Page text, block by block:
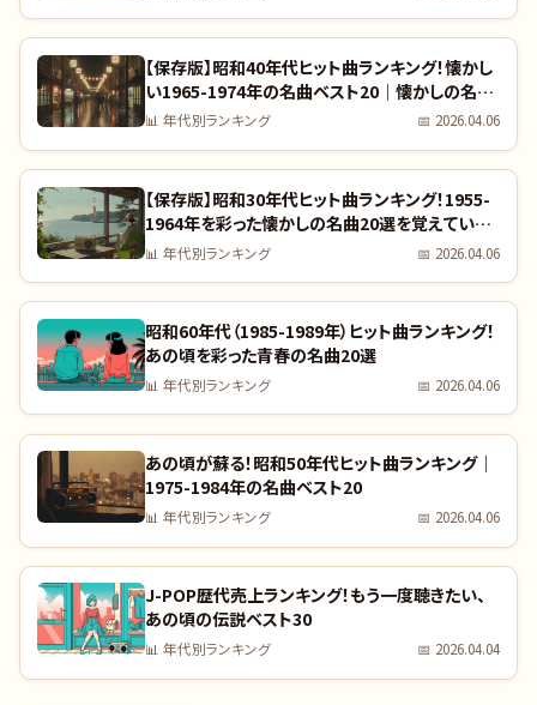
【保存版】昭和40年代ヒット曲ランキング！懐かし
い1965-1974年の名曲ベスト20｜懐かしの名曲
完全リスト
📊 年代別ランキング 📅 2026.04.06
【保存版】昭和30年代ヒット曲ランキング！1955-
1964年を彩った懐かしの名曲20選を覚えていま
すか？｜全曲リスト付き
📊 年代別ランキング 📅 2026.04.06
昭和60年代（1985-1989年）ヒット曲ランキング！
あの頃を彩った青春の名曲20選
📊 年代別ランキング 📅 2026.04.06
あの頃が蘇る！昭和50年代ヒット曲ランキング｜
1975-1984年の名曲ベスト20
📊 年代別ランキング 📅 2026.04.06
J-POP歴代売上ランキング！もう一度聴きたい、
あの頃の伝説ベスト30
📊 年代別ランキング 📅 2026.04.04